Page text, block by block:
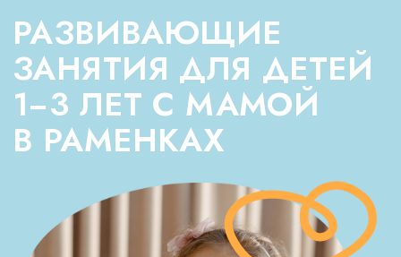
Лепим, рисуем, мажем, мнём
Лепка из мягкого теста и пластилина тренирует
пальчики и включает речь. Рисование
пальчиками и кисточками развивает
воображение и дает первые навыки